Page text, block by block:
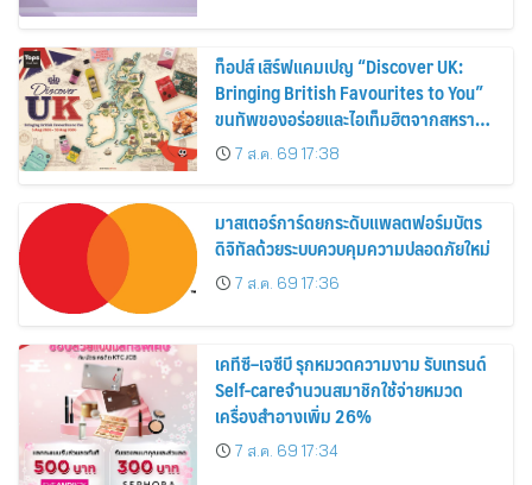
ท็อปส์ เสิร์ฟแคมเปญ “Discover UK:
Bringing British Favourites to You”
ขนทัพของอร่อยและไอเท็มฮิตจากสหราช
อาณาจักร ส่งตรงถึงมือตั้งแต่วันนี้ – 18
สิงหาคมนี้
7 ส.ค. 69 17:38
มาสเตอร์การ์ดยกระดับแพลตฟอร์มบัตร
ดิจิทัลด้วยระบบควบคุมความปลอดภัยใหม่
7 ส.ค. 69 17:36
เคทีซี–เจซีบี รุกหมวดความงาม รับเทรนด์
Self-careจำนวนสมาชิกใช้จ่ายหมวด
เครื่องสำอางเพิ่ม 26%
7 ส.ค. 69 17:34